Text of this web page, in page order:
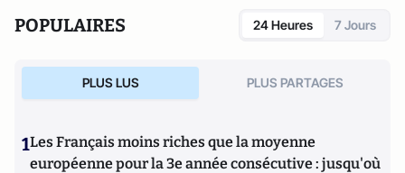
POPULAIRES 24 Heures 7 Jours
PLUS LUS PLUS PARTAGES
1Les Français moins riches que la moyenne
européenne pour la 3e année consécutive : jusqu'où